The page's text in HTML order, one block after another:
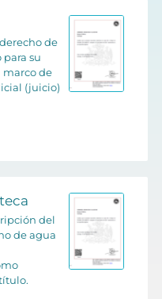
de
su
marco de
(juicio)
del
de agua